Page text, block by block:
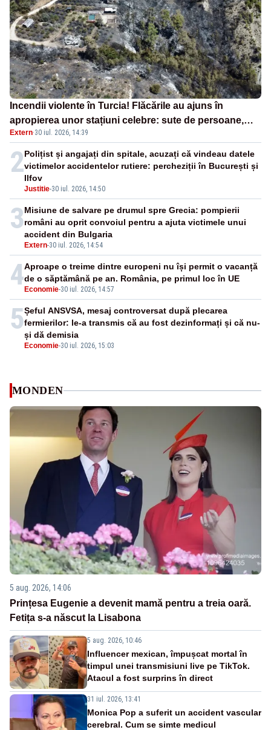
Incendii violente în Turcia! Flăcările au ajuns în
apropierea unor stațiuni celebre: sute de persoane,
evacuate
Extern·30 iul. 2026, 14:39
2
Justitie-30 iul. 2026, 14:50
Polițist și angajați din spitale, acuzați că vindeau datele
victimelor accidentelor rutiere: percheziții în București și
Ilfov
3
Extern-30 iul. 2026, 14:54
Misiune de salvare pe drumul spre Grecia: pompierii
români au oprit convoiul pentru a ajuta victimele unui
accident din Bulgaria
4 Economie-30 iul. 2026, 14:57
Aproape o treime dintre europeni nu își permit o vacanță
de o săptămână pe an. România, pe primul loc în UE
5
Economie-30 iul. 2026, 15:03
Șeful ANSVSA, mesaj controversat după plecarea
fermierilor: le-a transmis că au fost dezinformați și că nu-
și dă demisia
MONDEN
5 aug. 2026, 14:06
Prințesa Eugenie a devenit mamă pentru a treia oară.
Fetița s-a născut la Lisabona
5 aug. 2026, 10:46
Influencer mexican, împușcat mortal în
timpul unei transmisiuni live pe TikTok.
Atacul a fost surprins în direct
31 iul. 2026, 13:41
Monica Pop a suferit un accident vascular
cerebral. Cum se simte medicul